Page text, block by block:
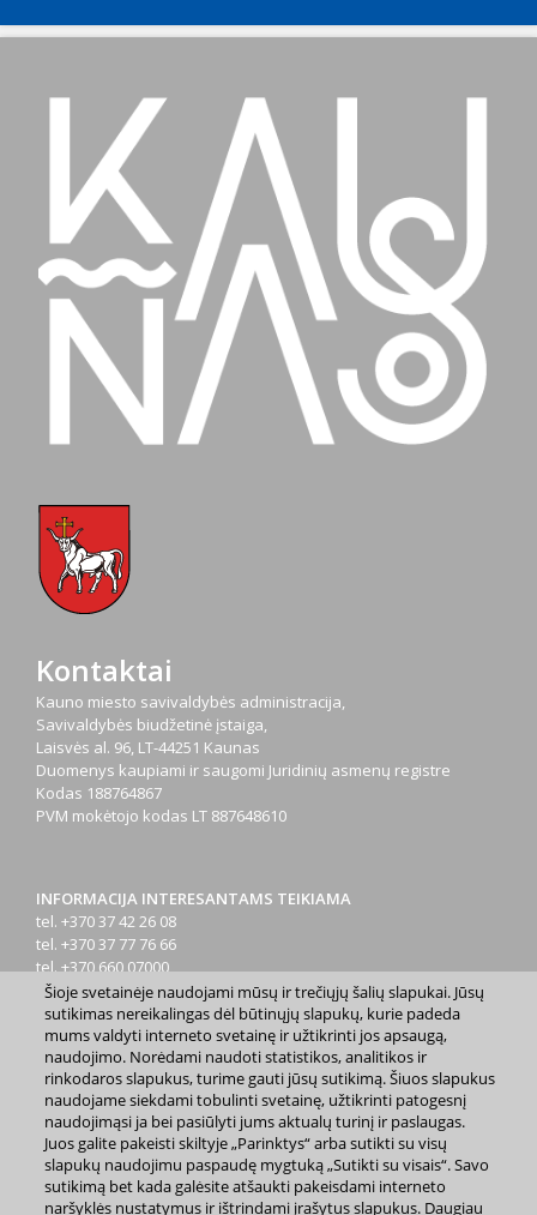
Kontaktai
Kauno miesto savivaldybės administracija,
Savivaldybės biudžetinė įstaiga,
Laisvės al. 96, LT-44251 Kaunas
Duomenys kaupiami ir saugomi Juridinių asmenų registre
Kodas 188764867
PVM mokėtojo kodas LT 887648610
INFORMACIJA INTERESANTAMS TEIKIAMA
tel. +370 37 42 26 08
tel. +370 37 77 76 66
tel. +370 660 07000
el. p.info@kaunas.lt
2023 m. Kauno miesto savivaldybė. Kopijuoti ir platinti
www.kaunas.lt skelbiamą informaciją be autorių sutikimo draudžiama.
Svetainės žemėlapis »
Šioje svetainėje naudojami mūsų ir trečiųjų šalių slapukai. Jūsų
sutikimas nereikalingas dėl būtinųjų slapukų, kurie padeda
mums valdyti interneto svetainę ir užtikrinti jos apsaugą,
naudojimo. Norėdami naudoti statistikos, analitikos ir
rinkodaros slapukus, turime gauti jūsų sutikimą. Šiuos slapukus
naudojame siekdami tobulinti svetainę, užtikrinti patogesnį
naudojimąsi ja bei pasiūlyti jums aktualų turinį ir paslaugas.
Juos galite pakeisti skiltyje „Parinktys“ arba sutikti su visų
slapukų naudojimu paspaudę mygtuką „Sutikti su visais“. Savo
sutikimą bet kada galėsite atšaukti pakeisdami interneto
naršyklės nustatymus ir ištrindami įrašytus slapukus. Daugiau